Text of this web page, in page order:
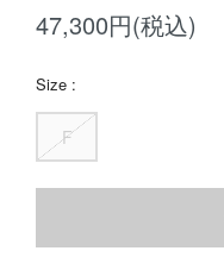
47,300円(税込)
Size :
F